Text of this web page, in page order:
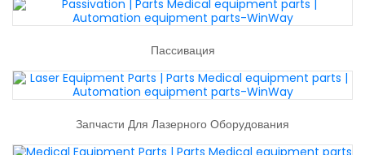
Пассивация
Запчасти Для Лазерного Оборудования